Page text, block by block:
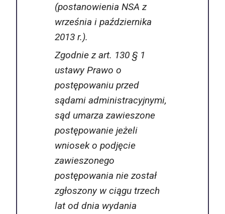
(postanowienia NSA z
września i października
2013 r.).
Zgodnie z art. 130 § 1
ustawyPrawo o
postępowaniu przed
sądami administracyjnymi,
sąd umarza zawieszone
postępowanie jeżeli
wniosek o podjęcie
zawieszonego
postępowania nie został
zgłoszony w ciągu trzech
lat od dnia wydania